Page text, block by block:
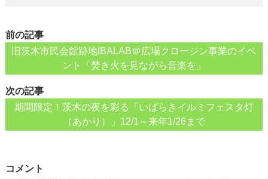
前の記事
旧茨木市民会館跡地IBALAB＠広場クロージン事業のイベ
ント「焚き火を見ながら音楽を」
次の記事
期間限定！茨木の夜を彩る「いばらきイルミフェスタ灯
（あかり）」12/1～来年1/26まで
コメント